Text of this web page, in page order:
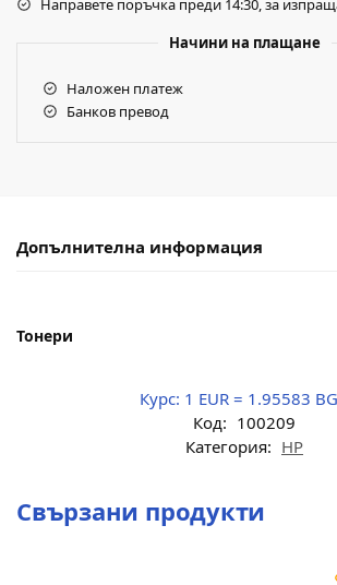
Направете поръчка преди 14:30, за
Начини на плащане
Наложен платеж
Банков превод
Допълнителна информация
Тонери
Курс: 1 EUR = 1.95583
Код: 100209
Категория: HP
Свързани продукти